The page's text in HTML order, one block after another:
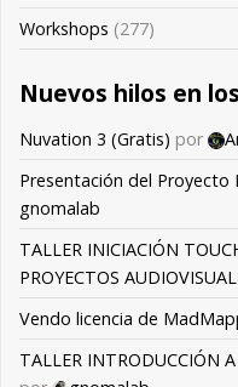
Workshops (277)
Nuevos hilos en
Nuvation 3 (Gratis) por
Presentación del Proyecto
gnomalab
TALLER INICIACIÓN
PROYECTOS
Vendo licencia de
TALLER INTRODUCCIÓN